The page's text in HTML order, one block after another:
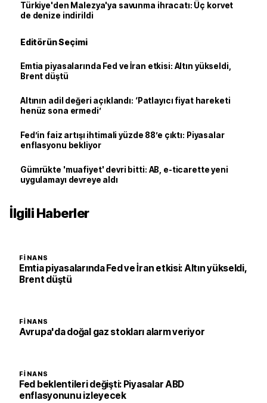
Türkiye'den Malezya'ya savunma ihracatı: Üç korvet
de denize indirildi
Editörün Seçimi
Emtia piyasalarında Fed ve İran etkisi: Altın yükseldi,
Brent düştü
Altının adil değeri açıklandı: ‘Patlayıcı fiyat hareketi
henüz sona ermedi’
Fed’in faiz artışı ihtimali yüzde 88’e çıktı: Piyasalar
enflasyonu bekliyor
Gümrükte 'muafiyet' devri bitti: AB, e-ticarette yeni
uygulamayı devreye aldı
İlgili Haberler
FINANS
Emtia piyasalarında Fed ve İran etkisi: Altın yükseldi,
Brent düştü
FINANS
Avrupa'da doğal gaz stokları alarm veriyor
FINANS
Fed beklentileri değişti: Piyasalar ABD
enflasyonunu izleyecek